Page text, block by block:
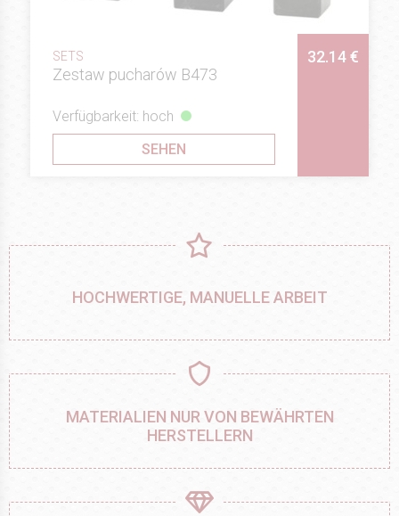
SETS
Zestaw pucharów B473
32.14 €
Verfügbarkeit: hoch
SEHEN
HOCHWERTIGE, MANUELLE ARBEIT
MATERIALIEN NUR VON BEWÄHRTEN
HERSTELLERN